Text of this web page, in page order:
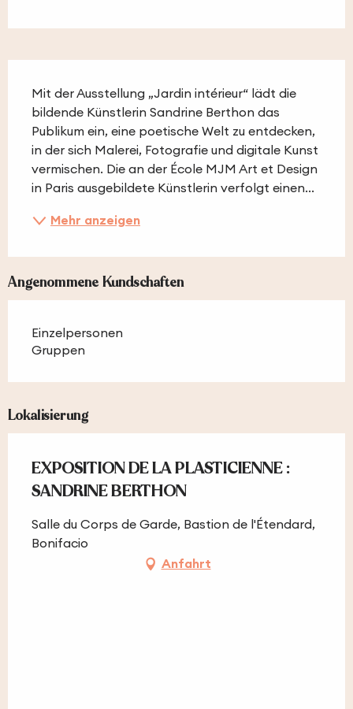
Mit der Ausstellung „Jardin intérieur“ lädt die
bildende Künstlerin Sandrine Berthon das
Publikum ein, eine poetische Welt zu entdecken,
in der sich Malerei, Fotografie und digitale Kunst
vermischen. Die an der École MJM Art et Design
in Paris ausgebildete Künstlerin verfolgt einen...
Mehr anzeigen
Angenommene Kundschaften
Einzelpersonen
Gruppen
Lokalisierung
EXPOSITION DE LA PLASTICIENNE :
SANDRINE BERTHON
Salle du Corps de Garde, Bastion de l'Étendard,
Bonifacio
Anfahrt